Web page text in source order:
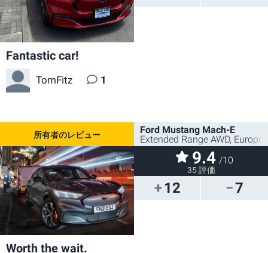
Fantastic car!
TomFitz 1
12 7
Ford Mustang Mach-E
Extended Range AWD,
9.4 /10
35 評価
Worth the wait.